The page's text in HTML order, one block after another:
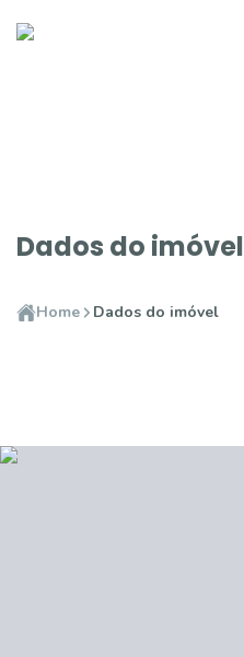
Dados do imóvel
Home Dados do imóvel